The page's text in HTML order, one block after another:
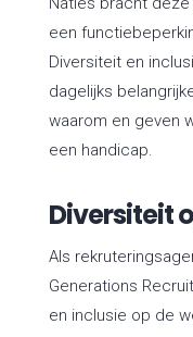
een
Diversiteit en
dagelijks
waarom en geven
een handicap.
Diversiteit
Als
Generations
en inclusie op de